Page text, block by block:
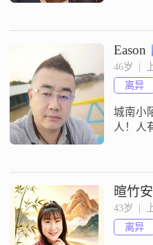
底至
业内知
点海口
外参加
年参编
性格：
入各眼
的底线
Eason
46岁  |
离异
城南小
人！人
暄竹安
43岁  |
离异